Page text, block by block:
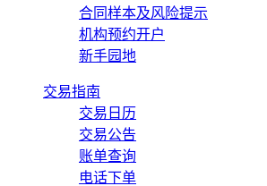
合同样本及风险提示
机构预约开户
新手园地
交易指南
交易日历
交易公告
账单查询
电话下单